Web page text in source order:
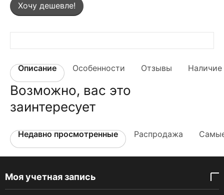
Хочу дешевле!
Описание Особенности Отзывы Наличие
Возможно, вас это
заинтересует
Недавно просмотренные Распродажа
Моя учетная запись